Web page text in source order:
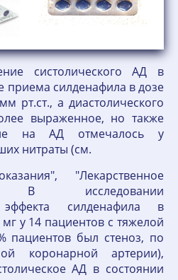
систолического АД в
приема силденафила в дозе
рт.ст., а диастолического
выраженное, но также
на АД отмечалось у
нитраты (см.
"Лекарственное
В исследовании
эффекта силденафила в
у 14 пациентов с тяжелой
пациентов был стеноз, по
коронарной артерии),
АД в состоянии